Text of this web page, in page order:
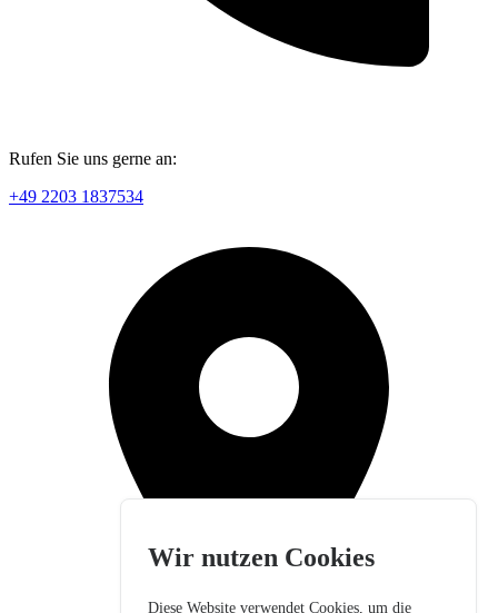
Rufen Sie uns gerne an:
+49 2203 1837534
Wir nutzen Cookies
Diese Website verwendet Cookies, um die